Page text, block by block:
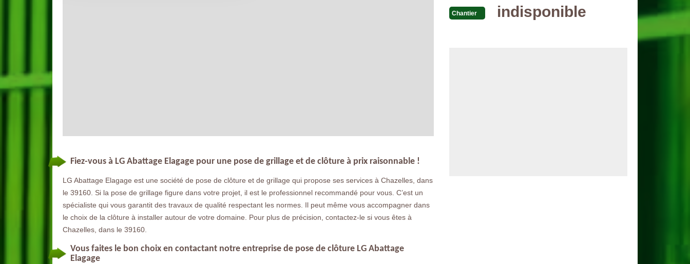
Fiez-vous à LG Abattage Elagage pour une pose de grillage et de clôture à prix raisonnable !
LG Abattage Elagage est une société de pose de clôture et de grillage qui propose ses services à Chazelles, dans
le 39160. Si la pose de grillage figure dans votre projet, il est le professionnel recommandé pour vous. C’est un
spécialiste qui vous garantit des travaux de qualité respectant les normes. Il peut même vous accompagner dans
le choix de la clôture à installer autour de votre domaine. Pour plus de précision, contactez-le si vous êtes à
Chazelles, dans le 39160.
Vous faites le bon choix en contactant notre entreprise de pose de clôture LG Abattage
Elagage
Chantier indisponible